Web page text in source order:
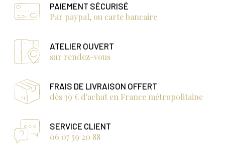
PAIEMENT SÉCURISÉ
Par paypal, ou carte bancaire
ATELIER OUVERT
sur rendez-vous
FRAIS DE LIVRAISON OFFERT
dès 39 € d'achat en France métropolitaine
SERVICE CLIENT
06 07 59 20 88